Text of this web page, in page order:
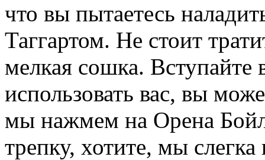
что вы пытаетесь
Таггартом. Не стоит
мелкая сошка.
использовать вас, вы
мы нажмем на Орена
трепку, хотите, мы